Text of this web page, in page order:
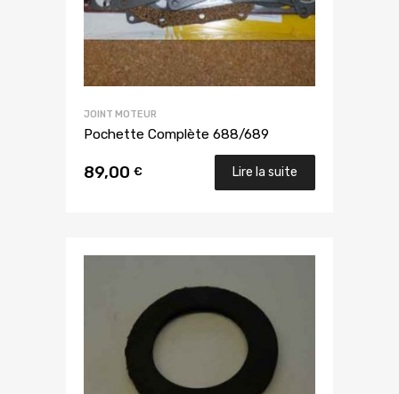
JOINT MOTEUR
Pochette Complète 688/689
89,00 € Lire la suite